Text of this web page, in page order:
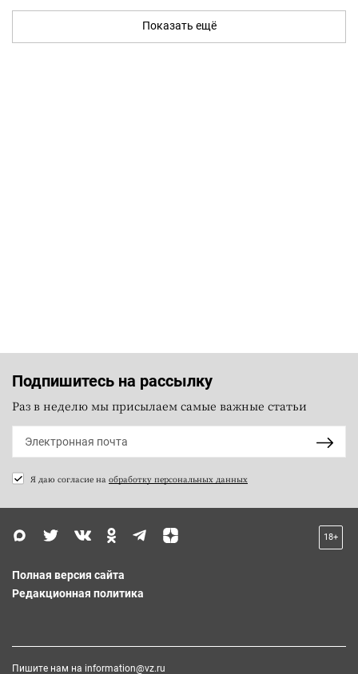
Показать ещё
Подпишитесь на рассылку
Раз в неделю мы присылаем самые важные статьи
Я даю согласие на обработку персональных данных
18+
Полная версия сайта
Редакционная политика
Пишите нам на information@vz.ru